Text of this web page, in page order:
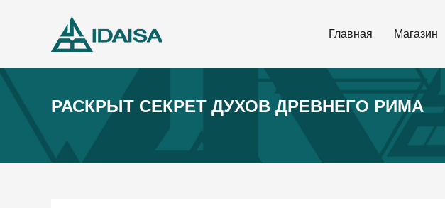
Главная Магазин
РАСКРЫТ СЕКРЕТ ДУХОВ ДРЕВНЕГО РИМА